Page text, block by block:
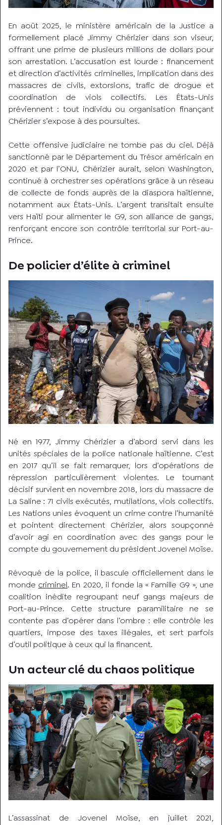
En août 2025, le ministère américain de la Justice a
formellement placé Jimmy Chérizier dans son viseur,
offrant une prime de plusieurs millions de dollars pour
son arrestation. L’accusation est lourde : financement
et direction d’activités criminelles, implication dans des
massacres de civils, extorsions, trafic de drogue et
coordination de viols collectifs. Les États-Unis
préviennent : tout individu ou organisation finançant
Chérizier s’expose à des poursuites.
Cette offensive judiciaire ne tombe pas du ciel. Déjà
sanctionné par le Département du Trésor américain en
2020 et par l’ONU, Chérizier aurait, selon Washington,
continué à orchestrer ses opérations grâce à un réseau
de collecte de fonds auprès de la diaspora haïtienne,
notamment aux États-Unis. L’argent transitait ensuite
vers Haïti pour alimenter le G9, son alliance de gangs,
renforçant encore son contrôle territorial sur Port-au-
Prince.
De policier d’élite à criminel
Né en 1977, Jimmy Chérizier a d’abord servi dans les
unités spéciales de la police nationale haïtienne. C’est
en 2017 qu’il se fait remarquer, lors d’opérations de
répression particulièrement violentes. Le tournant
décisif survient en novembre 2018, lors du massacre de
La Saline : 71 civils exécutés, mutilations, viols collectifs.
Les Nations unies évoquent un crime contre l’humanité
et pointent directement Chérizier, alors soupçonné
d’avoir agi en coordination avec des gangs pour le
compte du gouvernement du président Jovenel Moïse.
Révoqué de la police, il bascule officiellement dans le
monde criminel. En 2020, il fonde la « Famille G9 », une
coalition inédite regroupant neuf gangs majeurs de
Port-au-Prince. Cette structure paramilitaire ne se
contente pas d’opérer dans l’ombre : elle contrôle les
quartiers, impose des taxes illégales, et sert parfois
d’outil politique à ceux qui la financent.
Un acteur clé du chaos politique
L’assassinat de Jovenel Moïse, en juillet 2021,